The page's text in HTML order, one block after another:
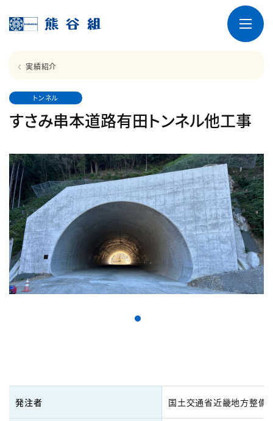
実績紹介
トンネル
すさみ串本道路有田トンネル他工事
発注者 国土交通省近畿地方整備